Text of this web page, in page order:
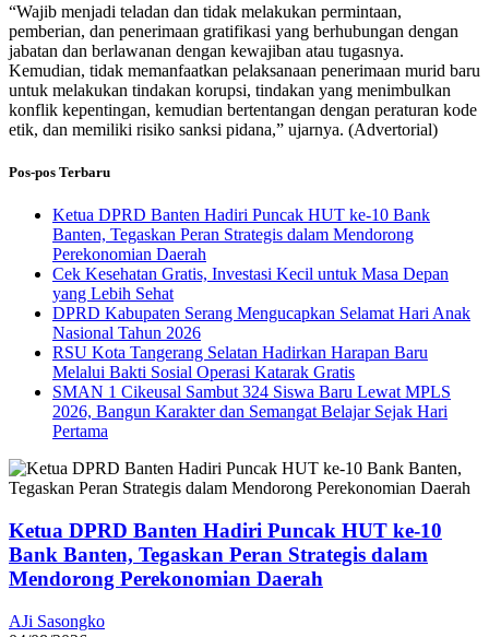
“Wajib menjadi teladan dan tidak melakukan permintaan,
pemberian, dan penerimaan gratifikasi yang berhubungan dengan
jabatan dan berlawanan dengan kewajiban atau tugasnya.
Kemudian, tidak memanfaatkan pelaksanaan penerimaan murid baru
untuk melakukan tindakan korupsi, tindakan yang menimbulkan
konflik kepentingan, kemudian bertentangan dengan peraturan kode
etik, dan memiliki risiko sanksi pidana,” ujarnya. (Advertorial)
Pos-pos Terbaru
Ketua DPRD Banten Hadiri Puncak HUT ke-10 Bank
Banten, Tegaskan Peran Strategis dalam Mendorong
Perekonomian Daerah
Cek Kesehatan Gratis, Investasi Kecil untuk Masa Depan
yang Lebih Sehat
DPRD Kabupaten Serang Mengucapkan Selamat Hari Anak
Nasional Tahun 2026
RSU Kota Tangerang Selatan Hadirkan Harapan Baru
Melalui Bakti Sosial Operasi Katarak Gratis
SMAN 1 Cikeusal Sambut 324 Siswa Baru Lewat MPLS
2026, Bangun Karakter dan Semangat Belajar Sejak Hari
Pertama
Ketua DPRD Banten Hadiri Puncak HUT ke-10
Bank Banten, Tegaskan Peran Strategis dalam
Mendorong Perekonomian Daerah
AJi Sasongko